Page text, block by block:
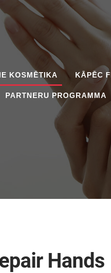
KOSMĒTIKA KĀPĒC
PARTNERU PROGRAMMA
Hands